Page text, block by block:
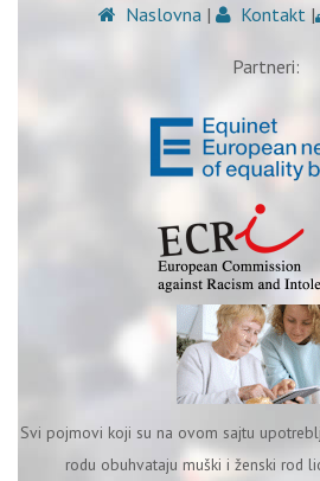
Naslovna | Kontakt |
Partneri:
Svi pojmovi koji su na ovom sajtu
rodu obuhvataju muški i ženski rod